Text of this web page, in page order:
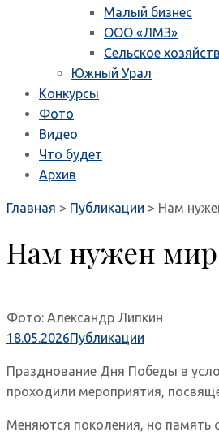
Малый бизнес
ООО «ЛМЗ»
Сельское
Южный Урал
Конкурсы
Фото
Видео
Что будет
Архив
Главная > Публикации > Нам
Нам нужен
Фото: Александр Липкин
18.05.2026Публикации
Празднование Дня Победы в
проходили мероприятия,
Меняются поколения, но